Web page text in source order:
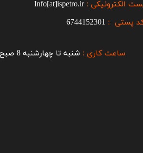
ساعت کاری : شنبه تا چهارشنبه 8 صبح تا 5 عصر
الکترونیکی :Info[at]ispetro.ir
پستی : 6744152301